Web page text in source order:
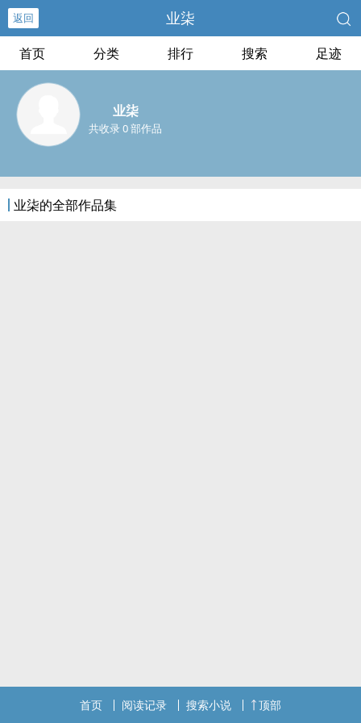
返回 业柒
首页 分类 排行 搜索 足迹
业柒
共收录 0 部作品
业柒的全部作品集
首页 阅读记录 搜索小说 顶部